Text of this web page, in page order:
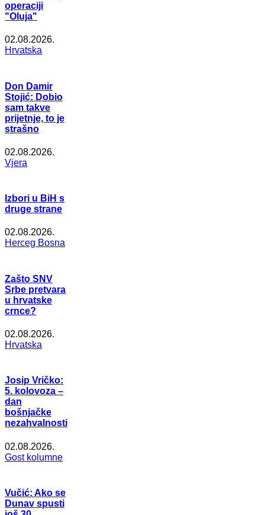
operaciji
"Oluja"
02.08.2026.
Hrvatska
Don Damir
Stojić: Dobio
sam takve
prijetnje, to je
strašno
02.08.2026.
Vjera
Izbori u BiH s
druge strane
02.08.2026.
Herceg Bosna
Zašto SNV
Srbe pretvara
u hrvatske
crnce?
02.08.2026.
Hrvatska
Josip Vričko:
5. kolovoza –
dan
bošnjačke
nezahvalnosti
02.08.2026.
Gost kolumne
Vučić: Ako se
Dunav spusti